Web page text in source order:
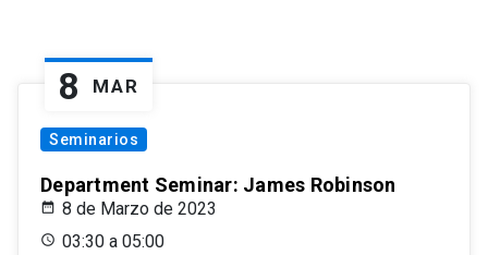
8 MAR
Seminarios
Department Seminar: James Robinson
8 de Marzo de 2023
03:30 a 05:00